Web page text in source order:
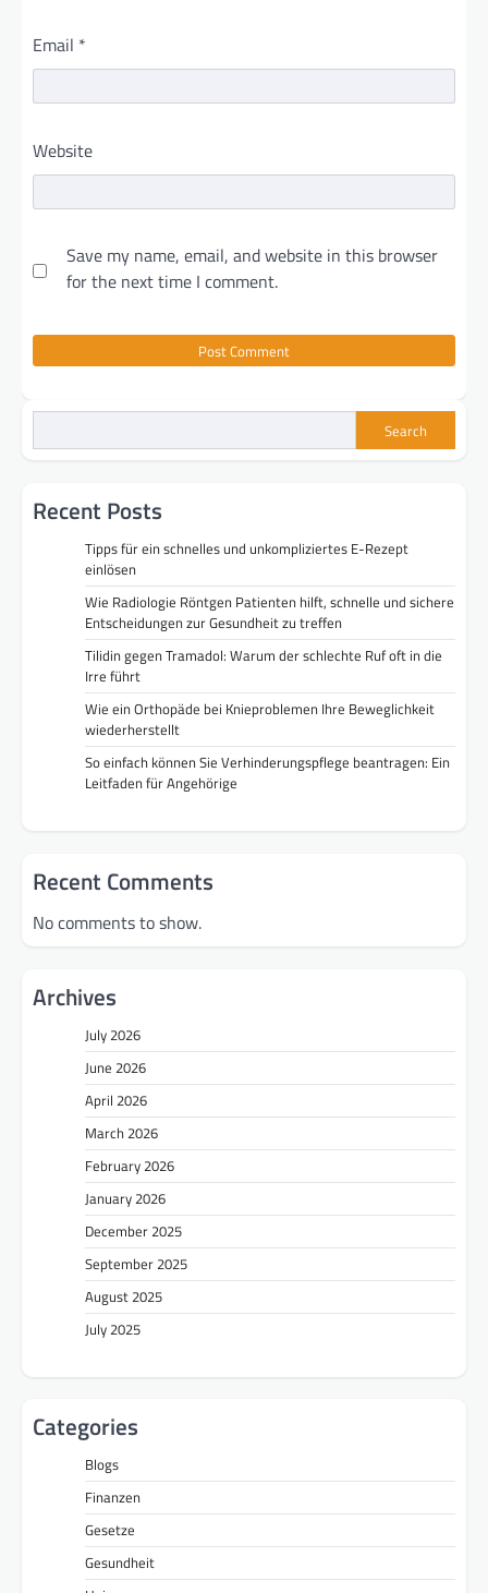
Email *
Website
Save my name, email, and website in this browser
for the next time I comment.
Search
Recent Posts
Tipps für ein schnelles und unkompliziertes E-Rezept
einlösen
Wie Radiologie Röntgen Patienten hilft, schnelle und sichere
Entscheidungen zur Gesundheit zu treffen
Tilidin gegen Tramadol: Warum der schlechte Ruf oft in die
Irre führt
Wie ein Orthopäde bei Knieproblemen Ihre Beweglichkeit
wiederherstellt
So einfach können Sie Verhinderungspflege beantragen: Ein
Leitfaden für Angehörige
Recent Comments
No comments to show.
Archives
July 2026
June 2026
April 2026
March 2026
February 2026
January 2026
December 2025
September 2025
August 2025
July 2025
Categories
Blogs
Finanzen
Gesetze
Gesundheit